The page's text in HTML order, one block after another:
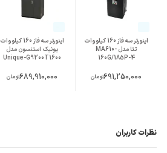
اینورتر سه فاز 160 کیلووات
تتا مدل MA610-
160G/185P-4
691,250,000تومان
اینورتر سه فاز 160 کیلووات
یونیک استنسون مدل
Unique-G9200T1600
689,910,000تومان
نظرات کاربران